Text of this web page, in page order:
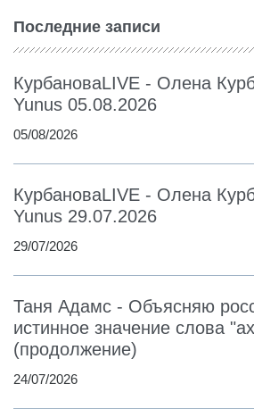
Последние записи
КурбановаLIVE - Олена
Yunus 05.08.2026
05/08/2026
КурбановаLIVE - Олена
Yunus 29.07.2026
29/07/2026
Таня Адамс - Объясняю
истинное значение слова
(продолжение)
24/07/2026